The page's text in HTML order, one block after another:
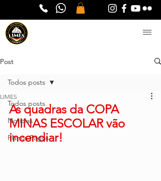
Post
Todos posts
Notícias
Planos Pagos
Todos posts
LIMES
As quadras da COPA
MINAS ESCOLAR vão
incendiar!